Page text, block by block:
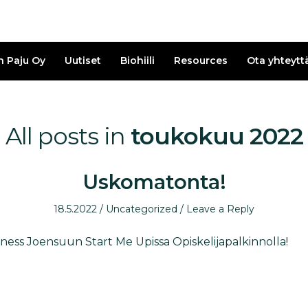
Paju Oy Uutiset Biohiili Resources Ota
All posts in toukokuu 2022
Uskomatonta!
Posted
18.5.2022
Posted
Uncategorized Leave a Reply
Joensuun Start Me Upissa Opiskelijapalkinnolla!